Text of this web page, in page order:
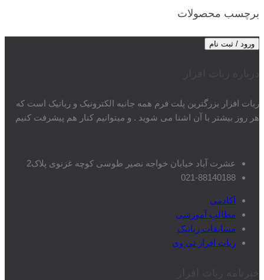
برچسب محصولات
ورود / ثبت نام
ربات افزار بزرگترین پلت فرم همه جانبه الکترونیک و رباتیک است که
هر روز بیشتر با آن اشنا می شوید . و میتوانیم کنار هم پیشرفت کنیم
عشرت آباد خیابان خواجه نصیر طوسی کوچه غزنوی پلاک2
021-88140188
آکادمی
مطالب آموزشی
مسابقات رباتیک
ربات افزار تی وی